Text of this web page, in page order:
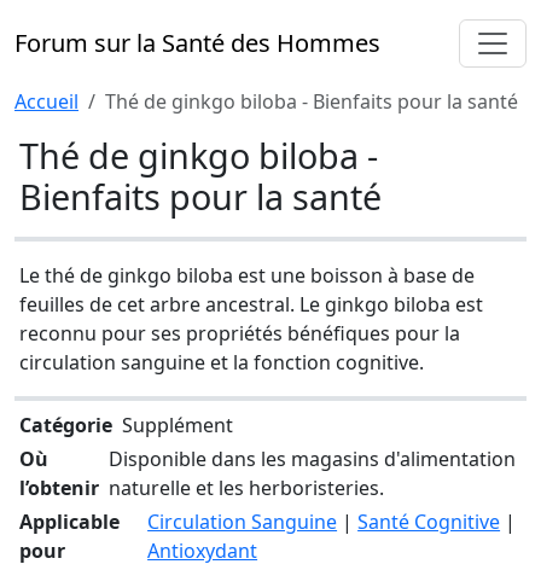
Forum sur la Santé des Hommes
Accueil Thé de ginkgo biloba - Bienfaits pour la santé
Thé de ginkgo biloba -
Bienfaits pour la santé
Le thé de ginkgo biloba est une boisson à base de
feuilles de cet arbre ancestral. Le ginkgo biloba est
reconnu pour ses propriétés bénéfiques pour la
circulation sanguine et la fonction cognitive.
Catégorie Supplément
Où
l’obtenir
Disponible dans les magasins d'alimentation
naturelle et les herboristeries.
Applicable
pour
Circulation Sanguine |Santé Cognitive |
Antioxydant